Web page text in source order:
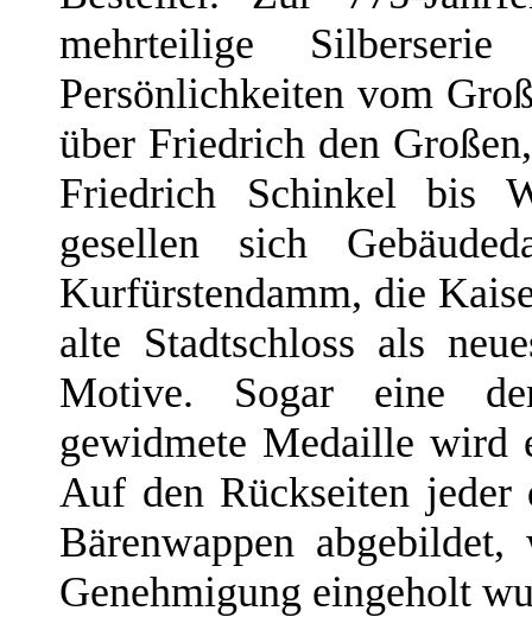
mehrteilige
Persönlichkeiten vom
über Friedrich den
Friedrich Schinkel bis
gesellen sich
Kurfürstendamm, die
alte Stadtschloss als
Motive. Sogar eine
gewidmete Medaille wird
Auf den Rückseiten
Bärenwappen
Genehmigung eingeholt